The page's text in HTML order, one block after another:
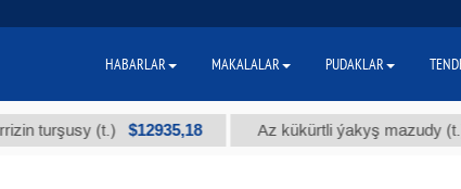
(t.) $12935,18 Az kükürtli ýakyş mazudy (t.) $300
HABARLAR MAKALALAR PUDAKLAR